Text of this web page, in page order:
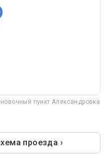
пункт Александровка
проезда ›